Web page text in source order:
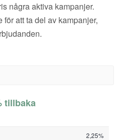
några aktiva kampanjer.
att ta del av kampanjer,
tillbaka
2,25%